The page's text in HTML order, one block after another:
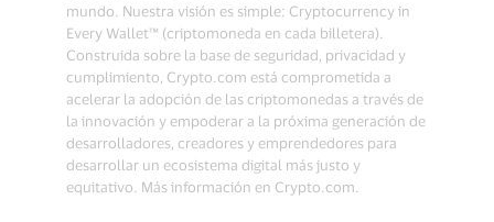
mundo. Nuestra visión es simple: Cryptocurrency in
Every Wallet™ (criptomoneda en cada billetera).
Construida sobre la base de seguridad, privacidad y
cumplimiento, Crypto.com está comprometida a
acelerar la adopción de las criptomonedas a través de
la innovación y empoderar a la próxima generación de
desarrolladores, creadores y emprendedores para
desarrollar un ecosistema digital más justo y
equitativo. Más información en Crypto.com.